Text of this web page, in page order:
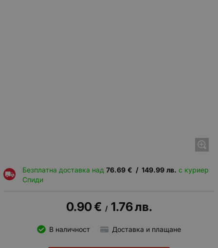
Безплатна доставка над 76.69 € / 149.99 лв. с куриер
Спиди
0.90€ / 1.76лв.
В наличност Доставка и плащане